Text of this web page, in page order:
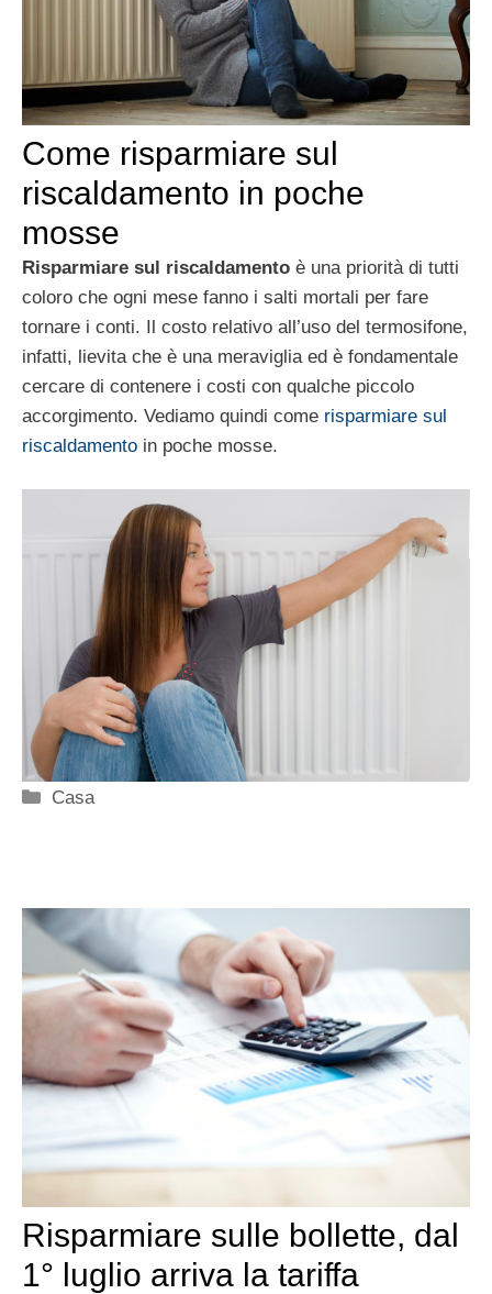
Come risparmiare sul
riscaldamento in poche
mosse
Risparmiare sul riscaldamento è una priorità di tutti
coloro che ogni mese fanno i salti mortali per fare
tornare i conti. Il costo relativo all’uso del termosifone,
infatti, lievita che è una meraviglia ed è fondamentale
cercare di contenere i costi con qualche piccolo
accorgimento. Vediamo quindi come risparmiare sul
riscaldamento in poche mosse.
Categorie
Casa
Risparmiare sulle bollette, dal
1° luglio arriva la tariffa